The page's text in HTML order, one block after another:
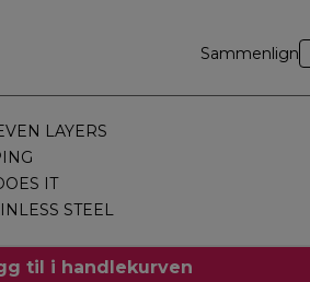
Sammenlign
LAYERS
IT
STEEL
til i handlekurven